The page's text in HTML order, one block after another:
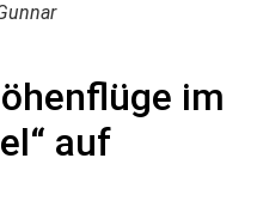
im
auf